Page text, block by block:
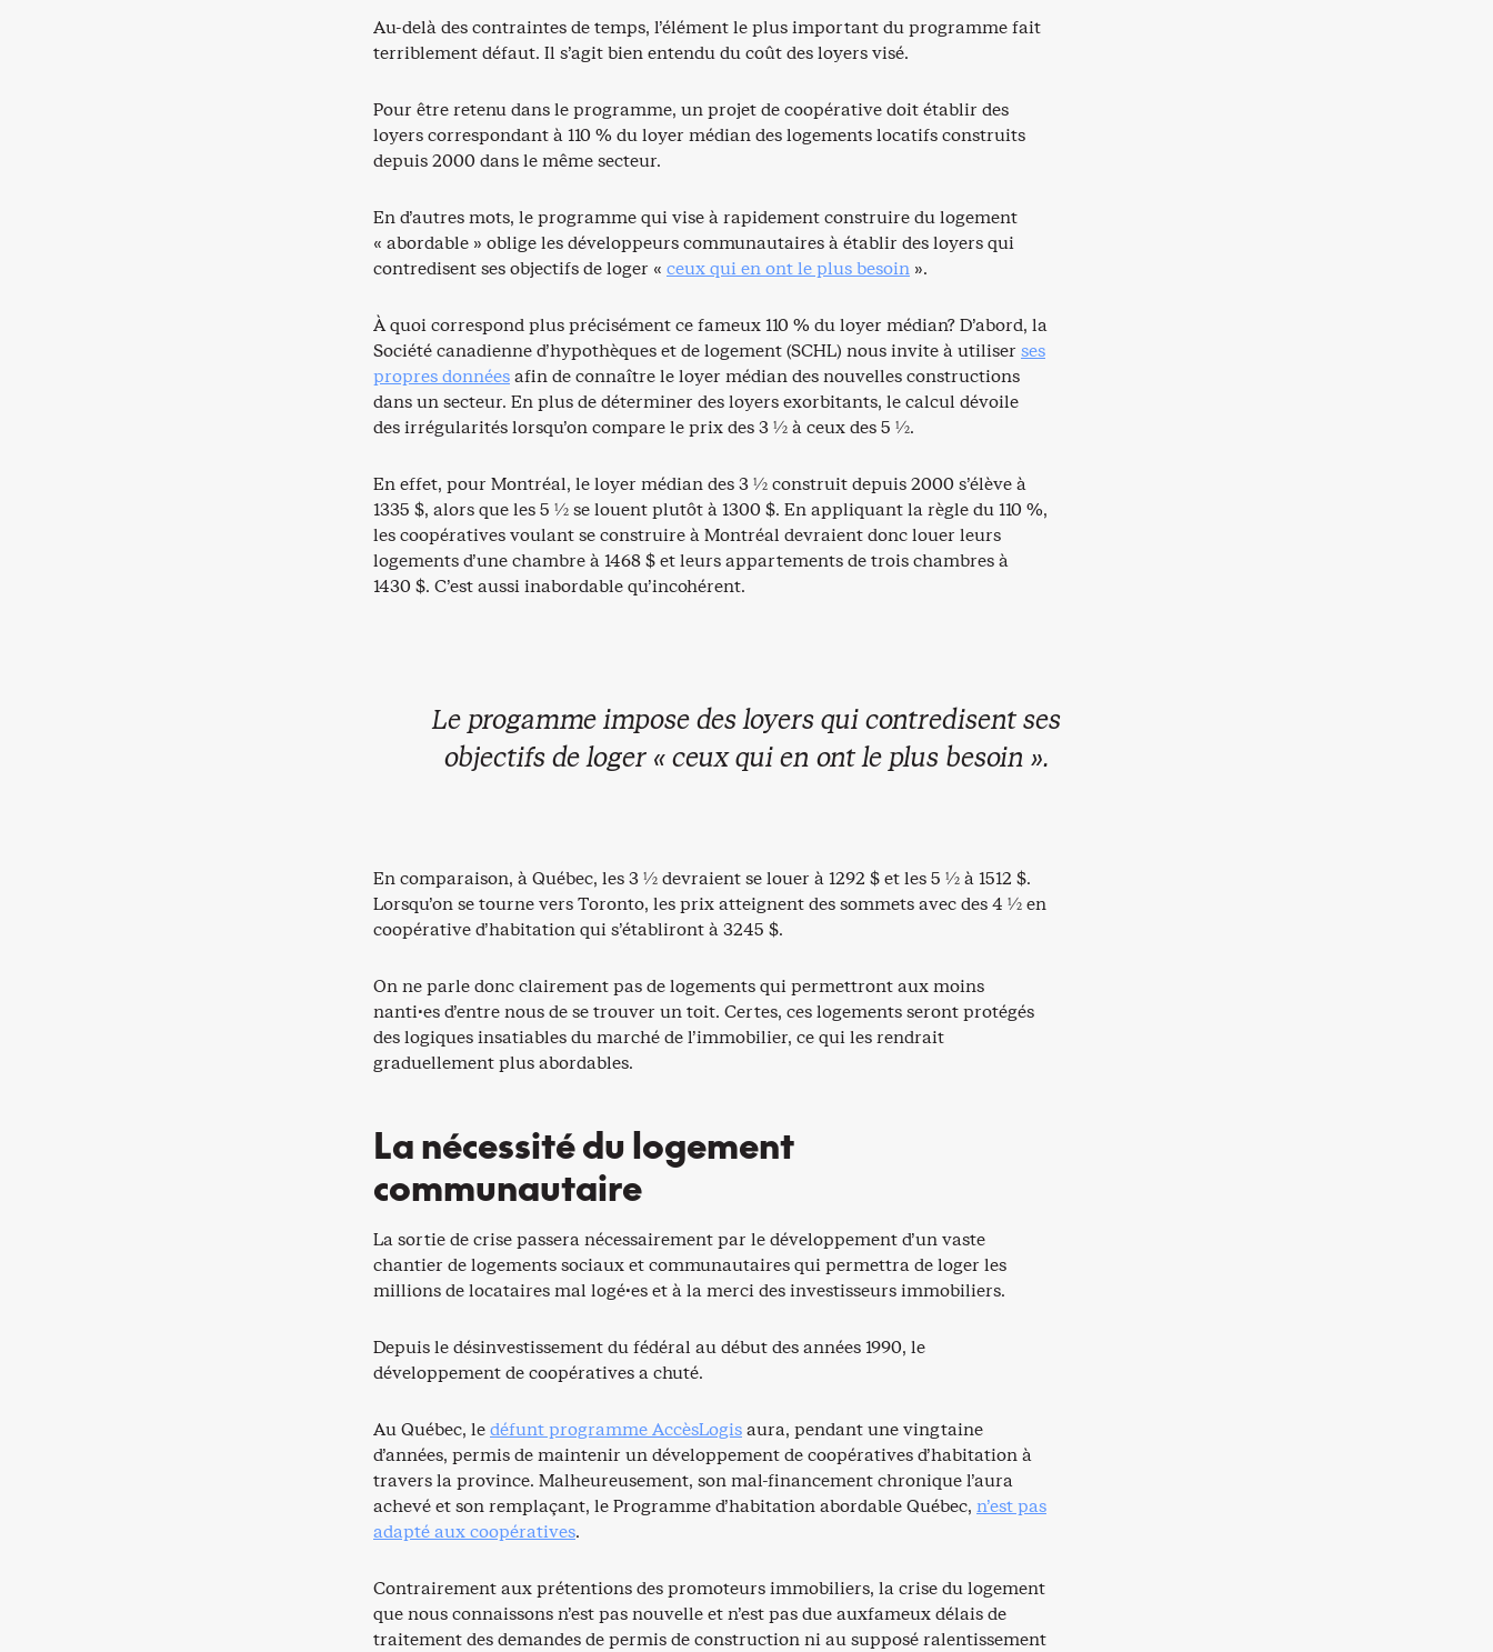
Au-delà des contraintes de temps, l’élément le plus important du programme fait
terriblement défaut. Il s’agit bien entendu du coût des loyers visé.
Pour être retenu dans le programme, un projet de coopérative doit établir des
loyers correspondant à 110 % du loyer médian des logements locatifs construits
depuis 2000 dans le même secteur.
En d’autres mots, le programme qui vise à rapidement construire du logement
« abordable » oblige les développeurs communautaires à établir des loyers qui
contredisent ses objectifs de loger « ceux qui en ont le plus besoin ».
À quoi correspond plus précisément ce fameux 110 % du loyer médian? D’abord, la
Société canadienne d’hypothèques et de logement (SCHL) nous invite à utiliser ses
propres donnéesafin de connaître le loyer médian des nouvelles constructions
dans un secteur. En plus de déterminer des loyers exorbitants, le calcul dévoile
des irrégularités lorsqu’on compare le prix des 3 ½ à ceux des 5 ½.
En effet, pour Montréal, le loyer médian des 3 ½ construit depuis 2000 s’élève à
1335 $, alors que les 5 ½ se louent plutôt à 1300 $. En appliquant la règle du 110 %,
les coopératives voulant se construire à Montréal devraient donc louer leurs
logements d’une chambre à 1468 $ et leurs appartements de trois chambres à
1430 $. C’est aussi inabordable qu’incohérent.
Le progamme impose des loyers qui contredisent ses
objectifs de loger « ceux qui en ont le plus besoin ».
En comparaison, à Québec, les 3 ½ devraient se louer à 1292 $ et les 5 ½ à 1512 $.
Lorsqu’on se tourne vers Toronto, les prix atteignent des sommets avec des 4 ½ en
coopérative d’habitation qui s’établiront à 3245 $.
On ne parle donc clairement pas de logements qui permettront aux moins
nanti·es d’entre nous de se trouver un toit. Certes, ces logements seront protégés
des logiques insatiables du marché de l’immobilier, ce qui les rendrait
graduellement plus abordables.
La nécessité du logement
communautaire
La sortie de crise passera nécessairement par le développement d’un vaste
chantier de logements sociaux et communautaires qui permettra de loger les
millions de locataires mal logé·es et à la merci des investisseurs immobiliers.
Depuis le désinvestissement du fédéral au début des années 1990, le
développement de coopératives a chuté.
Au Québec, ledéfunt programme AccèsLogisaura, pendant une vingtaine
d’années, permis de maintenir un développement de coopératives d’habitation à
travers la province. Malheureusement, son mal-financement chronique l’aura
achevé et son remplaçant, le Programme d’habitation abordable Québec, n’est pas
adapté aux coopératives.
Contrairement aux prétentions des promoteurs immobiliers, la crise du logement
que nous connaissons n’est pas nouvelle et n’est pas due auxfameux délais de
traitement des demandes de permis de construction ni au supposé ralentissement